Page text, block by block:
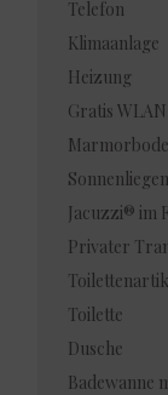
Telefon
Klimaanlage
Heizung
Gratis WLAN
Sonnenliegen
Jacuzzi® im
Privater
Toilette
Dusche
Badewanne